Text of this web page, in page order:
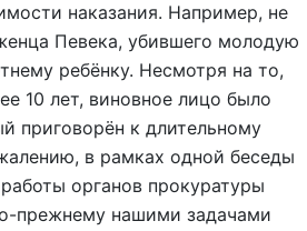
наказания. Например, не
Певека, убившего молодую
ребёнку. Несмотря на то,
10 лет, виновное лицо было
приговорён к длительному
в рамках одной беседы
органов прокуратуры
прежнему нашими задачами